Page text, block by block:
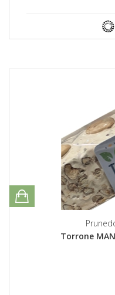
Torrone